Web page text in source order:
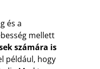
és a
mellett
számára is
például, hogy